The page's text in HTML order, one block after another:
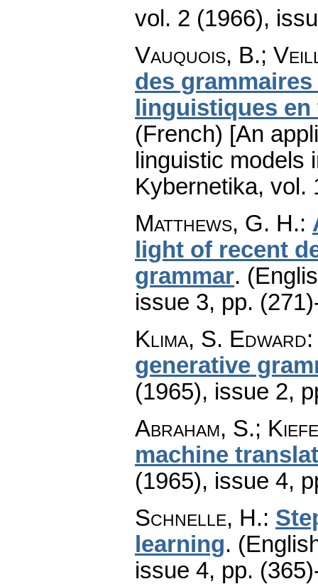
vol. 2 (1966),
Vauquois, B.;
des
linguistiques
(French) [An
linguistic models
Kybernetika, vol.
Matthews, G. H.:
light of recent
grammar.
issue 3, pp.
Klima, S. Edward
generative
(1965), issue 2,
Abraham, S.;
machine
(1965), issue 4,
Schnelle, H.:
learning.
issue 4, pp.